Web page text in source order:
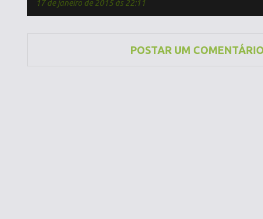
17 de janeiro de 2015 às 22:11
POSTAR UM